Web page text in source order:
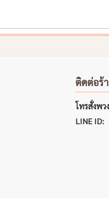
ติดต่อร้
โทรสั่งพว
LINE ID: